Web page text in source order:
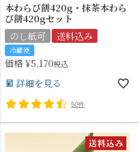
本わらび餅420g・抹茶本わら
び餅420gセット
のし紙可
送料込み
冷蔵便
価格¥5,170税込
詳細を見る
50件